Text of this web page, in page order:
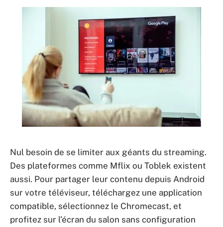
Nul besoin de se limiter aux géants du streaming.
Des plateformes comme Mflix ou Toblek existent
aussi. Pour partager leur contenu depuis Android
sur votre téléviseur, téléchargez une application
compatible, sélectionnez le Chromecast, et
profitez sur l’écran du salon sans configuration